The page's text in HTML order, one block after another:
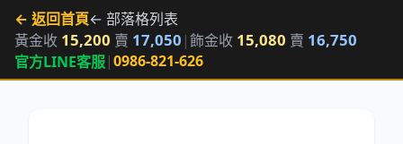
← 返回首頁← 部落格列表
黃金收 15,200 賣 17,050 |飾金收 15,080 賣 16,750
官方LINE客服|0986-821-626